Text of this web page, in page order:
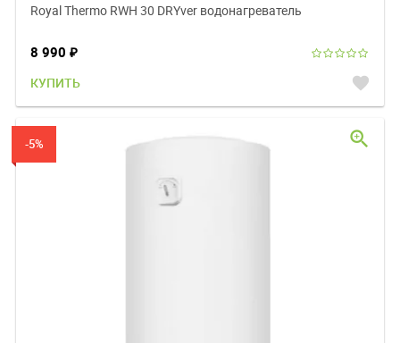
Royal Thermo RWH 30 DRYver водонагреватель
8 990 ₽
КУПИТЬ favorite
-5% zoom_in